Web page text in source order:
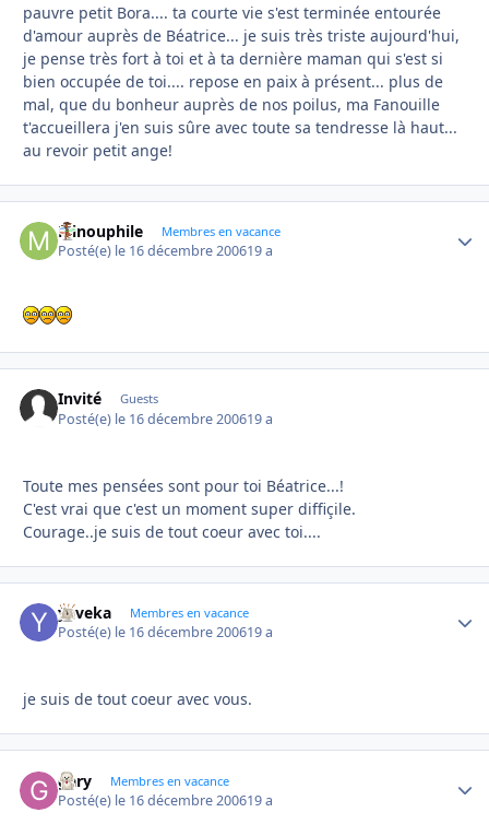
pauvre petit Bora.... ta courte vie s'est terminée entourée
d'amour auprès de Béatrice... je suis très triste aujourd'hui,
je pense très fort à toi et à ta dernière maman qui s'est si
bien occupée de toi.... repose en paix à présent... plus de
mal, que du bonheur auprès de nos poilus, ma Fanouille
t'accueillera j'en suis sûre avec toute sa tendresse là haut...
au revoir petit ange!
Minouphile Membres en vacance
Posté(e) le 16 décembre 200619 a
Invité Guests
Posté(e) le 16 décembre 200619 a
Toute mes pensées sont pour toi Béatrice...!
C'est vrai que c'est un moment super diffiçile.
Courage..je suis de tout coeur avec toi....
yaveka Membres en vacance
Posté(e) le 16 décembre 200619 a
je suis de tout coeur avec vous.
gary Membres en vacance
Posté(e) le 16 décembre 200619 a